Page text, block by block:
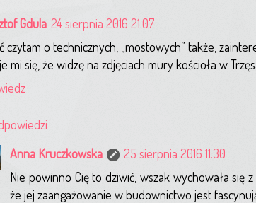
Gdula 24 sierpnia 2016 21:07
czytam o technicznych, „mostowych” także,
mi się, że widzę na zdjęciach mury kościoła w
Anna Kruczkowska
25 sierpnia 2016 11:30
Nie powinno Cię to dziwić, wszak wychowała się
że jej zaangażowanie w budownictwo jest